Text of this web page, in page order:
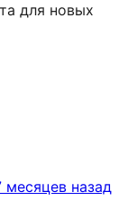
для новых
месяцев назад